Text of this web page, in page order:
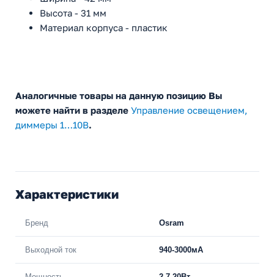
Высота - 31 мм
Материал корпуса - пластик
Аналогичные товары на данную позицию Вы
можете найти в разделе Управление освещением,
диммеры 1…10В.
Характеристики
Бренд Osram
Выходной ток 940-3000мА